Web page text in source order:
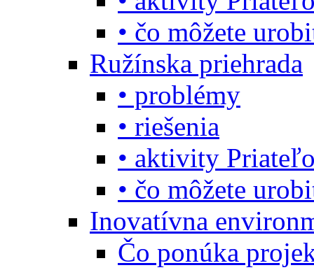
• čo môžete
Ružínska priehrada
• problémy
• riešenia
• aktivity
• čo môžete
Inovatívna
Čo ponúka